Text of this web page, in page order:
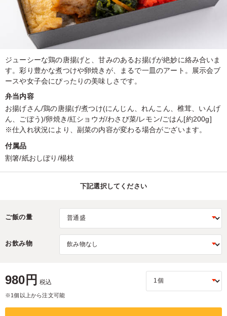
ジューシーな鶏の唐揚げと、甘みのあるお揚げが絶妙に絡み合いま
す。彩り豊かな煮つけや卵焼きが、まるで一皿のアート。展示会ブ
ースや女子会にぴったりの美味しさです。
弁当内容
お揚げさん/鶏の唐揚げ/煮つけ(にんじん、れんこん、椎茸、いんげ
ん、ごぼう)/卵焼き/紅ショウガ/わさび菜/レモン/ごはん[約200g]
※仕入れ状況により、副菜の内容が変わる場合がございます。
付属品
割箸/紙おしぼり/楊枝
下記選択してください
ご飯の量
お飲み物
980円 税込
※1個以上から注文可能